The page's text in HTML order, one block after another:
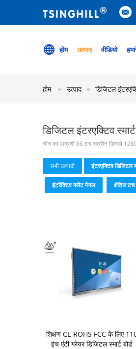
होम उत्पाद वीडियो
होम उत्पाद डिजिटल
डिजिटल इंटरएक्टिव स्मार्ट
चीन का अग्रणी 86 टच स्क्रीन डिस्प्ले
सभी उत्पादों इंटरएक्टिव डिजिटल
इंटरैक्टिव फ्लैट पैनल क्षैतिज
शिक्षण CE ROHS FCC के लिए
इंच एंटी ग्लेयर डिजिटल स्मार्ट बोर्ड